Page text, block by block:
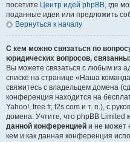
посетите Центр идей phpBB, где
поданные идеи или предложить
Вернуться к началу
С кем можно связаться по
юридических вопросов,
Вы можете связаться с любым из
списке на странице «Наша
свяжитесь с владельцем домена
конференция находится на
Yahoo!, free.fr, f2s.com и т. п.), с
домена. Учтите, что phpBB Limited
данной конференцией и не может
кем и как данная конференция